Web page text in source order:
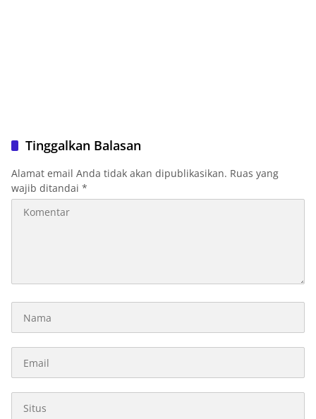
Tinggalkan Balasan
Alamat email Anda tidak akan dipublikasikan. Ruas yang
wajib ditandai *